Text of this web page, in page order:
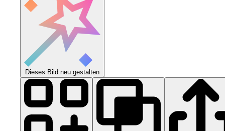
Dieses Bild neu gestalten